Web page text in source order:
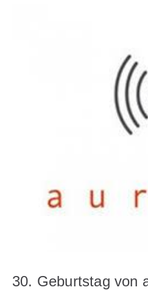
30. Geburtstag von